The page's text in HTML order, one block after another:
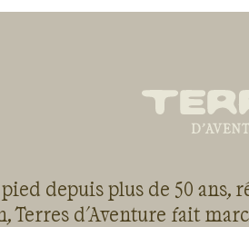
depuis plus de 50 ans,
d'Aventure fait